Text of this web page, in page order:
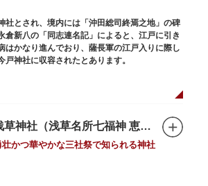
社とされ、境内には「沖田総司終焉之地」の碑
倉新八の「同志連名記」によると、江戸に引き
はかなり進んでおり、薩長軍の江戸入りに際し
神社に収容されたとあります。
浅草神社（浅草名所七福神 恵比須）
壮かつ華やかな三社祭で知られる神社